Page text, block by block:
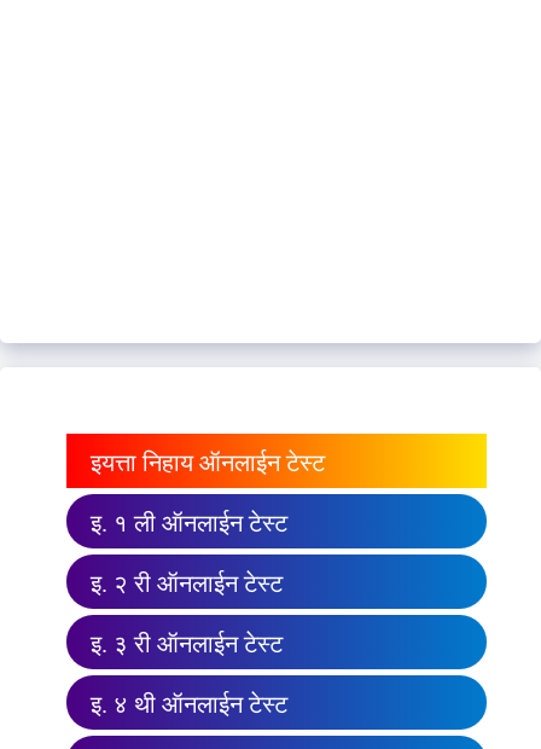
इयत्ता निहाय ऑनलाईन टेस्ट
इ. १ ली ऑनलाईन टेस्ट
इ. २ री ऑनलाईन टेस्ट
इ. ३ री ऑनलाईन टेस्ट
इ. ४ थी ऑनलाईन टेस्ट